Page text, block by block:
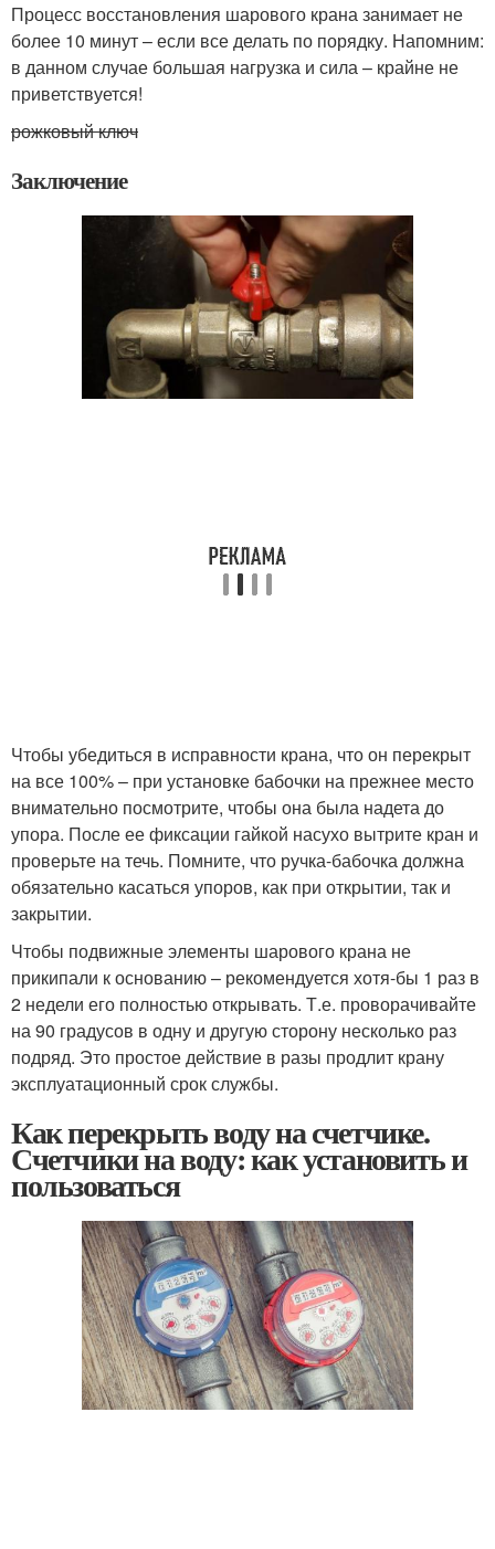
Процесс восстановления шарового крана занимает не
более 10 минут – если все делать по порядку. Напомним:
в данном случае большая нагрузка и сила – крайне не
приветствуется!
рожковый ключ
Заключение
Чтобы убедиться в исправности крана, что он перекрыт
на все 100% – при установке бабочки на прежнее место
внимательно посмотрите, чтобы она была надета до
упора. После ее фиксации гайкой насухо вытрите кран и
проверьте на течь. Помните, что ручка-бабочка должна
обязательно касаться упоров, как при открытии, так и
закрытии.
Чтобы подвижные элементы шарового крана не
прикипали к основанию – рекомендуется хотя-бы 1 раз в
2 недели его полностью открывать. Т.е. проворачивайте
на 90 градусов в одну и другую сторону несколько раз
подряд. Это простое действие в разы продлит крану
эксплуатационный срок службы.
Как перекрыть воду на счетчике.
Счетчики на воду: как установить и
пользоваться